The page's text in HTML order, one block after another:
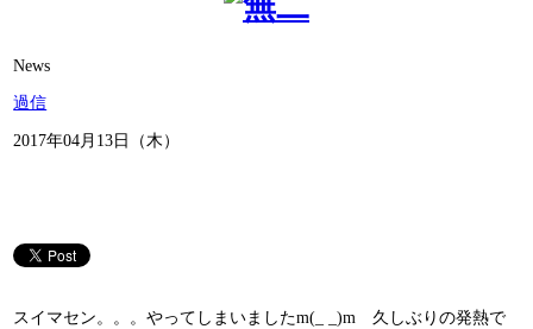
News
過信
2017年04月13日（木）
スイマセン。。。やってしまいましたm(_ _)m 久しぶりの発熱で